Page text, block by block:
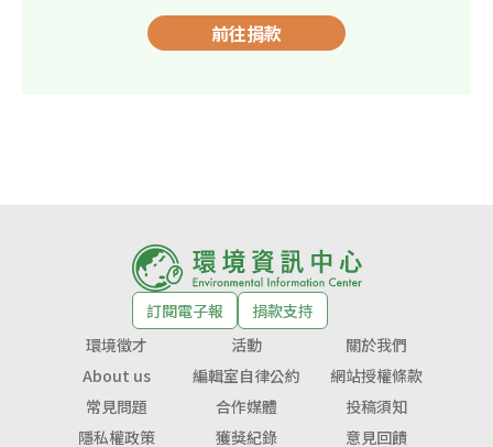
前往捐款
訂閱電子報
捐款支持
環境徵才
活動
關於我們
About us
編輯室自律公約
網站授權條款
常見問題
合作媒體
投稿須知
隱私權政策
獲獎紀錄 意見回饋